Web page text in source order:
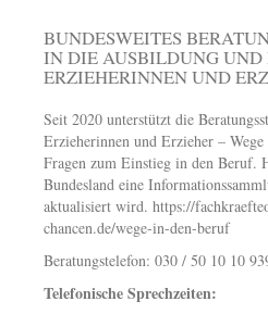
BUNDESWEITES
IN DIE AUSBILDUNG UND
ERZIEHERINNEN UND
Seit 2020 unterstützt die
Erzieherinnen und Erzieher –
Fragen zum Einstieg in den Beruf.
Bundesland eine
aktualisiert wird. https://
chancen.de/wege-in-den-beruf
Beratungstelefon: 030 / 50 10 10
Telefonische Sprechzeiten: